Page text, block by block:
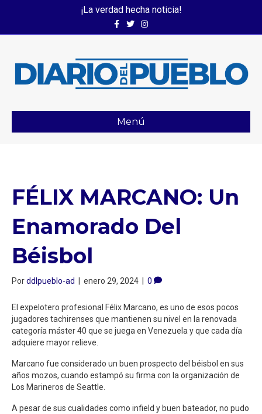
¡La verdad hecha noticia!
FacebookTwitterInstagram
Menú
FÉLIX MARCANO: Un
Enamorado Del
Béisbol
Porddlpueblo-ad | enero 29, 2024 | 0
El expelotero profesional Félix Marcano, es uno de esos pocos
jugadores tachirenses que mantienen su nivel en la renovada
categoría máster 40 que se juega en Venezuela y que cada día
adquiere mayor relieve.
Marcano fue considerado un buen prospecto del béisbol en sus
años mozos, cuando estampó su firma con la organización de
Los Marineros de Seattle.
A pesar de sus cualidades como infield y buen bateador, no pudo